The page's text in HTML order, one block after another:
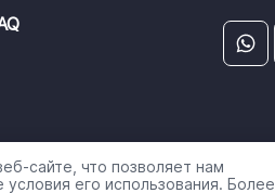
сайте, что позволяет нам
его использования. Более